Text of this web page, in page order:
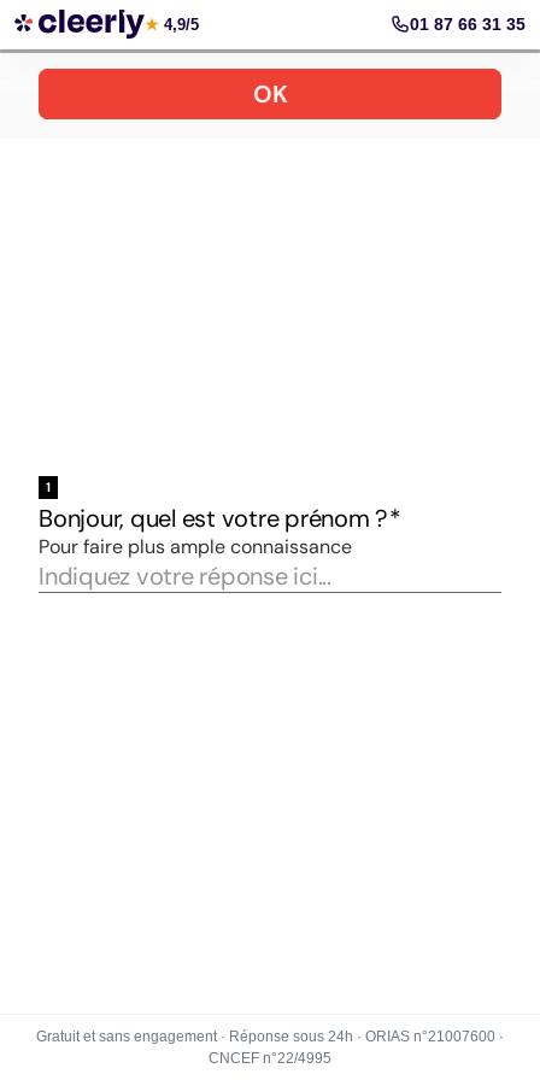
Votre simulation gratuite et personnalisée
★ 4,9/5 01 87 66 31 35
Gratuit et sans engagement · Réponse sous 24h · ORIAS n°21007600 ·
CNCEF n°22/4995